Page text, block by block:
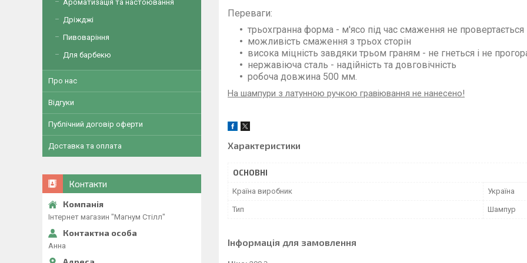
Переваги:
трьохгранна форма - м'ясо під час смаження не провертається
можливість смаження з трьох сторін
висока міцність завдяки трьом граням - не гнеться і не
нержавіюча сталь - надійність та довговічність
робоча довжина 500 мм.
На шампури з латунною ручкою гравіювання не нанесено!
Характеристики
ОСНОВНІ
Країна виробник Україна
Тип Шампур
Інформація для замовлення
Ароматизація та настоювання
Дріжджі
Пивоваріння
Для барбекю
Про нас
Відгуки
Публічний договір оферти
Доставка та оплата
Контакти
Інтернет магазин "Магнум Стілл"
Анна